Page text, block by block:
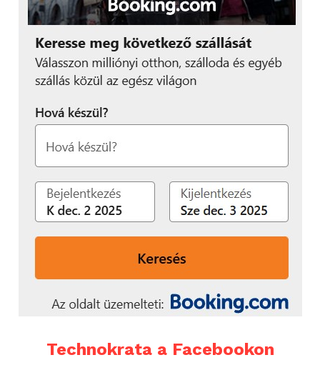
Technokrata a Facebookon